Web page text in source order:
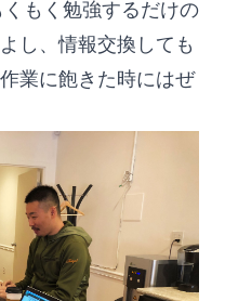
もく勉強するだけの
し、情報交換しても
業に飽きた時にはぜ